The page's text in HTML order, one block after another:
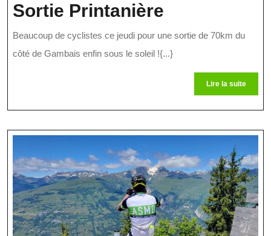
Sortie Printanière
Printanière
Beaucoup de cyclistes ce jeudi pour une sortie de 70km du
côté de Gambais enfin sous le soleil !{...}
Lire la suiteLire
la